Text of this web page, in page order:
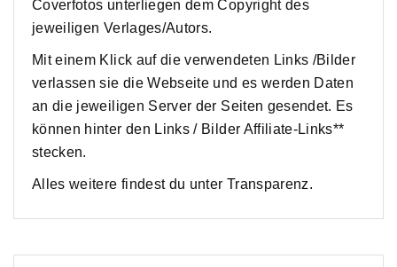
Coverfotos unterliegen dem Copyright des
jeweiligen Verlages/Autors.
Mit einem Klick auf die verwendeten Links /Bilder
verlassen sie die Webseite und es werden Daten
an die jeweiligen Server der Seiten gesendet. Es
können hinter den Links / Bilder Affiliate-Links**
stecken.
Alles weitere findest du unter Transparenz.